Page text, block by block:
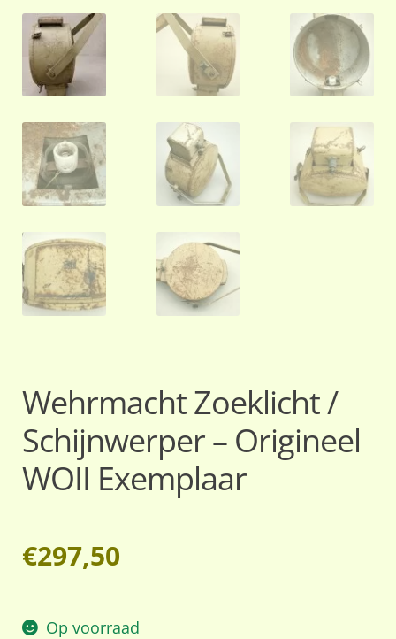
Wehrmacht Zoeklicht /
Schijnwerper – Origineel
WOII Exemplaar
€297,50
Op voorraad